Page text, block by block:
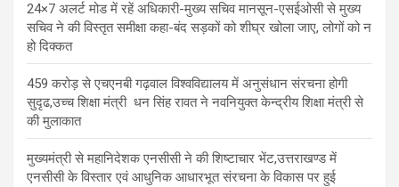
24×7 अलर्ट मोड में रहें अधिकारी-मुख्य सचिव मानसून-एसईओसी से मुख्य
सचिव ने की विस्तृत समीक्षा कहा-बंद सड़कों को शीघ्र खोला जाए, लोगों को न
हो दिक्कत
459 करोड़ से एचएनबी गढ़वाल विश्वविद्यालय में अनुसंधान संरचना होगी
सुदृढ,उच्च शिक्षा मंत्री धन सिंह रावत ने नवनियुक्त केन्द्रीय शिक्षा मंत्री से
की मुलाकात
मुख्यमंत्री से महानिदेशक एनसीसी ने की शिष्टाचार भेंट,उत्तराखण्ड में
एनसीसी के विस्तार एवं आधुनिक आधारभूत संरचना के विकास पर हुई